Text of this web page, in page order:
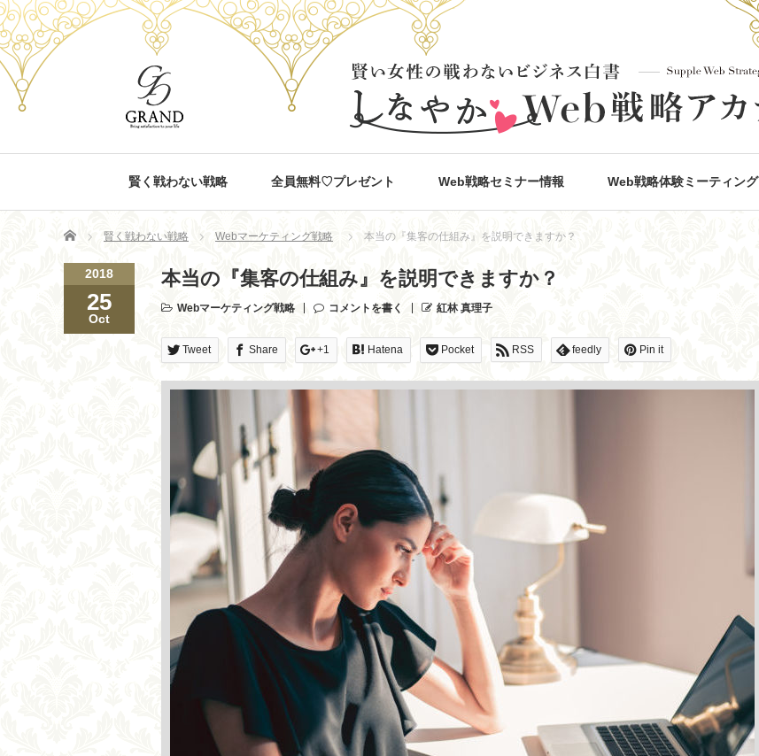
賢く戦わない戦略 全員無料♡プレゼント Web戦略セミナー情報 Web戦略体験ミーティング
Home 賢く戦わない戦略 Webマーケティング戦略 本当の『集客の仕組み』を説明できますか？
2018
25
Oct
本当の『集客の仕組み』を説明できますか？
Webマーケティング戦略 コメントを書く 紅林 真理子
Tweet Share +1 Hatena Pocket RSS feedly Pin it